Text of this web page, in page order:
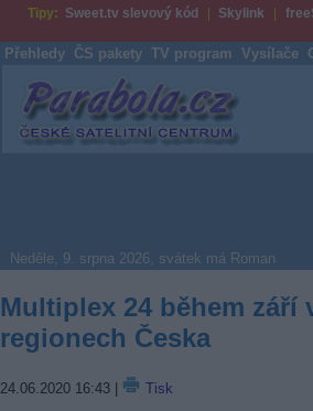
Tipy: Sweet.tv slevový kód Skylink
Přehledy ČS pakety TV program Vysílače
Parabola.cz
Neděle, 9. srpna 2026, svátek má Roman
Multiplex 24 během září
regionech Česka
24.06.2020 16:43 Tisk